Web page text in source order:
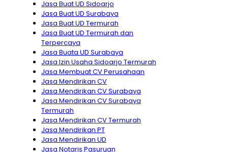
Jasa Buat UD Sidoarjo
Jasa Buat UD Surabaya
Jasa Buat UD Termurah
Jasa Buat UD Termurah dan
Terpercaya
Jasa Buata UD Surabaya
Jasa Izin Usaha Sidoarjo Termurah
Jasa Membuat CV Perusahaan
Jasa Mendirikan CV
Jasa Mendirikan CV Surabaya
Jasa Mendirikan CV Surabaya
Termurah
Jasa Mendirikan CV Termurah
Jasa Mendirikan PT
Jasa Mendirikan UD
Jasa Notaris Pasuruan